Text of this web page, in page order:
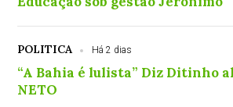
POLITICA Há 2 dias
“A Bahia é lulista” Diz Ditinho
NETO